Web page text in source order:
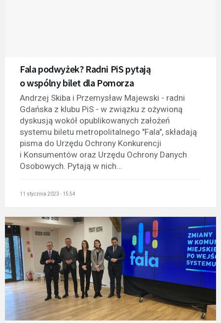
Fala podwyżek? Radni PiS pytają
o wspólny bilet dla Pomorza
Andrzej Skiba i Przemysław Majewski - radni
Gdańska z klubu PiS - w związku z ożywioną
dyskusją wokół opublikowanych założeń
systemu biletu metropolitalnego "Fala", składają
pisma do Urzędu Ochrony Konkurencji
i Konsumentów oraz Urzędu Ochrony Danych
Osobowych. Pytają w nich...
11 stycznia 2023 - 15:54